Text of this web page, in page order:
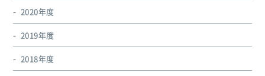
2020年度
2019年度
2018年度